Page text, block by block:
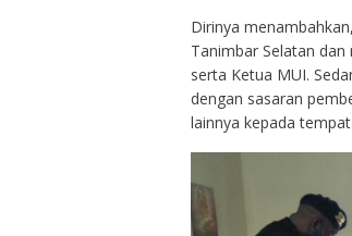
Dirinya
Tanimbar Selatan
serta Ketua MUI.
dengan sasaran
lainnya kepada